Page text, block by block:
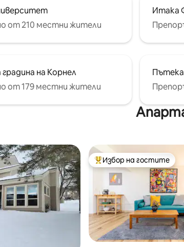
от 210 местни жители
Итака
на Корнел
от 179 местни жители
Пътека
Най-популярен избор
Избор на гостите